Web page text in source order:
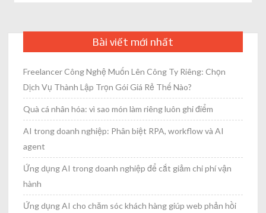
Bài viết mới nhất
Freelancer Công Nghệ Muốn Lên Công Ty Riêng: Chọn
Dịch Vụ Thành Lập Trọn Gói Giá Rẻ Thế Nào?
Quà cá nhân hóa: vì sao món làm riêng luôn ghi điểm
AI trong doanh nghiệp: Phân biệt RPA, workflow và AI
agent
Ứng dụng AI trong doanh nghiệp để cắt giảm chi phí vận
hành
Ứng dụng AI cho chăm sóc khách hàng giúp web phản hồi